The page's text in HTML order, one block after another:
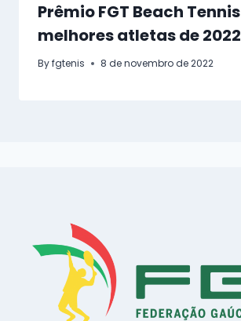
Prêmio FGT Beach Tennis
melhores atletas de 2022
Byfgtenis 8 de novembro de 2022